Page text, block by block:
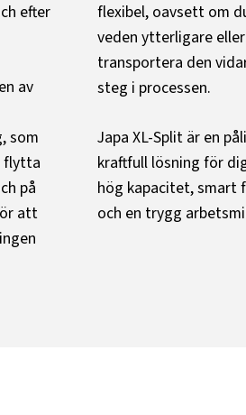
efter
av
som
flytta
på
att
flexibel, oavsett om
veden ytterligare
transportera den
steg i processen.
Japa XL-Split är en
kraftfull lösning för
hög kapacitet, smart
och en trygg